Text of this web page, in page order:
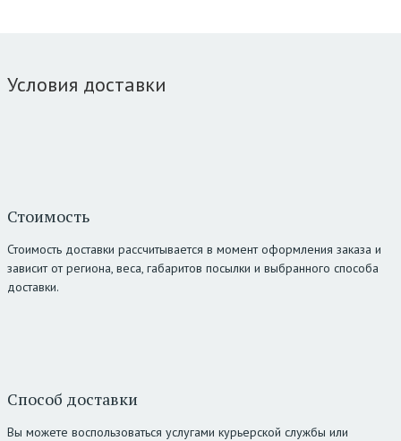
Условия доставки
Стоимость
Стоимость доставки рассчитывается в момент оформления заказа и
зависит от региона, веса, габаритов посылки и выбранного способа
доставки.
Способ доставки
Вы можете воспользоваться услугами курьерской службы или